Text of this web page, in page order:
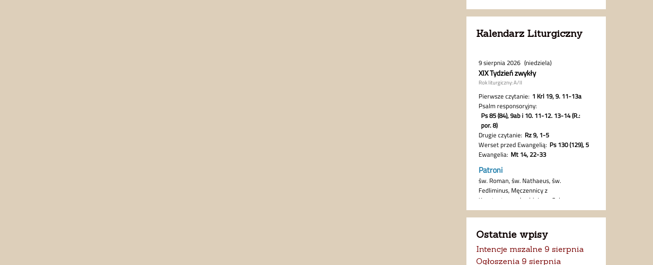
Kalendarz Liturgiczny
Ostatnie wpisy
Intencje mszalne 9 sierpnia
Ogłoszenia 9 sierpnia